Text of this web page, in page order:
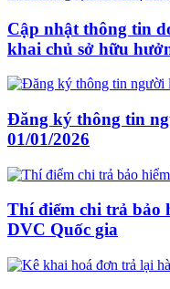
Cập nhật thông tin
khai chủ sở hữu
Đăng ký thông tin
01/01/2026
Thí điểm chi trả bảo
DVC Quốc gia